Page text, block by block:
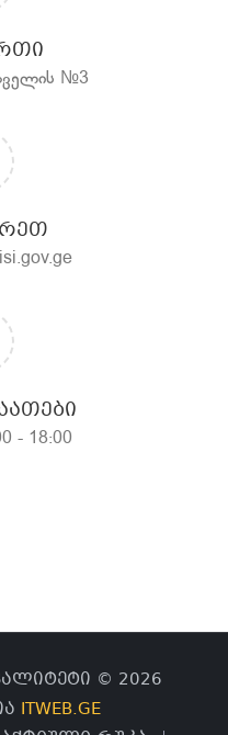
№3
- 18:00
© 2026
ITWEB.GE